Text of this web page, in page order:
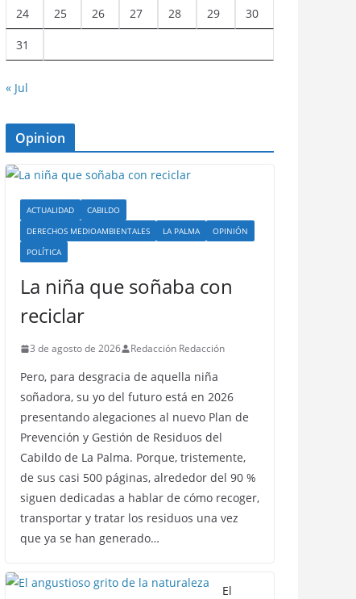
24 25 26 27 28 29 30
31
« Jul
Opinion
ACTUALIDAD
CABILDO
DERECHOS MEDIOAMBIENTALES
LA PALMA
OPINIÓN
POLÍTICA
La niña que soñaba con
reciclar
3 de agosto de 2026 Redacción Redacción
Pero, para desgracia de aquella niña
soñadora, su yo del futuro está en 2026
presentando alegaciones al nuevo Plan de
Prevención y Gestión de Residuos del
Cabildo de La Palma. Porque, tristemente,
de sus casi 500 páginas, alrededor del 90 %
siguen dedicadas a hablar de cómo recoger,
transportar y tratar los residuos una vez
que ya se han generado…
El